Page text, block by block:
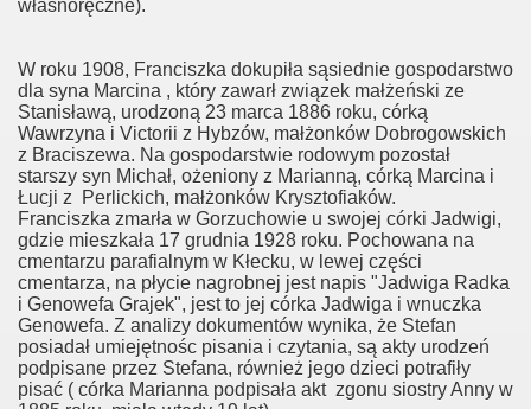
własnoręczne).
W roku 1908, Franciszka dokupiła sąsiednie gospodarstwo
dla syna Marcina , który zawarł związek małżeński ze
Stanisławą, urodzoną 23 marca 1886 roku, córką
Wawrzyna i Victorii z Hybzów, małżonków Dobrogowskich
z Braciszewa. Na gospodarstwie rodowym pozostał
starszy syn Michał, ożeniony z Marianną, córką Marcina i
Łucji z Perlickich, małżonków Krysztofiaków.
Franciszka zmarła w Gorzuchowie u swojej córki Jadwigi,
gdzie mieszkała 17 grudnia 1928 roku. Pochowana na
cmentarzu parafialnym w Kłecku, w lewej części
cmentarza, na płycie nagrobnej jest napis "Jadwiga Radka
i Genowefa Grajek", jest to jej córka Jadwiga i wnuczka
Genowefa. Z analizy dokumentów wynika, że Stefan
posiadał umiejętnośc pisania i czytania, są akty urodzeń
podpisane przez Stefana, również jego dzieci potrafiły
pisać ( córka Marianna podpisała akt zgonu siostry Anny w